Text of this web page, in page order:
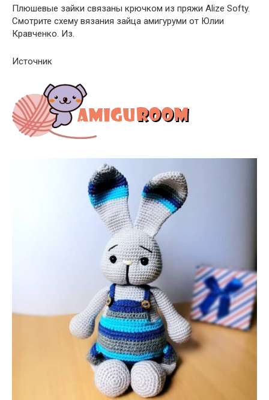
Плюшевые зайки связаны крючком из пряжи Alize Softy.
Смотрите схему вязания зайца амигуруми от Юлии
Кравченко. Из.
Источник